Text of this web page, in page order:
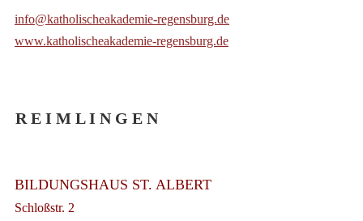
info@katholischeakademie-regensburg.de
www.katholischeakademie-regensburg.de
R E I M L I N G E N
BILDUNGSHAUS ST. ALBERT
Schloßstr. 2